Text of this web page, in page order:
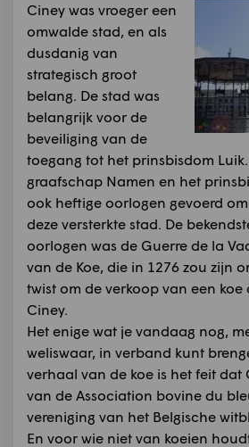
Ciney was vroeger een
omwalde stad, en als
dusdanig van
strategisch groot
belang. De stad was
belangrijk voor de
beveiliging van de
toegang tot het prinsbisdom Luik.
graafschap Namen en het
ook heftige oorlogen gevoerd
deze versterkte stad. De
oorlogen was de Guerre de la
van de Koe, die in 1276 zou zijn
twist om de verkoop van een
Ciney.
Het enige wat je vandaag nog,
weliswaar, in verband kunt
verhaal van de koe is het feit
van de Association bovine du
vereniging van het Belgische
En voor wie niet van koeien